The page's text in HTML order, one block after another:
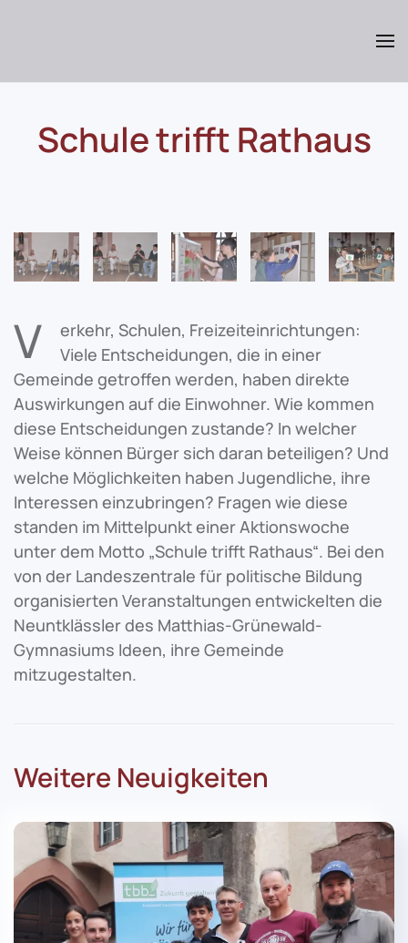
Schule trifft Rathaus
V
erkehr, Schulen, Freizeiteinrichtungen:
Viele Entscheidungen, die in einer
Gemeinde getroffen werden, haben direkte
Auswirkungen auf die Einwohner. Wie kommen
diese Entscheidungen zustande? In welcher
Weise können Bürger sich daran beteiligen? Und
welche Möglichkeiten haben Jugendliche, ihre
Interessen einzubringen? Fragen wie diese
standen im Mittelpunkt einer Aktionswoche
unter dem Motto „Schule trifft Rathaus“. Bei den
von der Landeszentrale für politische Bildung
organisierten Veranstaltungen entwickelten die
Neuntklässler des Matthias-Grünewald-
Gymnasiums Ideen, ihre Gemeinde
mitzugestalten.
Weitere Neuigkeiten